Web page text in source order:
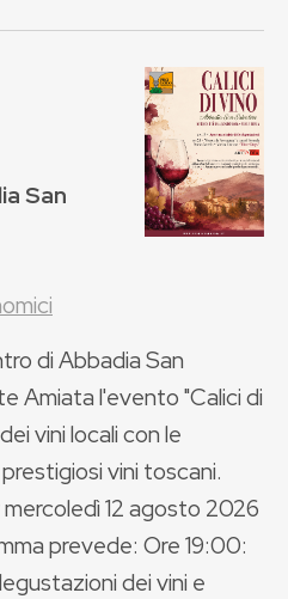
San
di Abbadia San
Amiata l'evento "Calici di
vini locali con le
vini toscani.
12 agosto 2026
prevede: Ore 19:00:
dei vini e